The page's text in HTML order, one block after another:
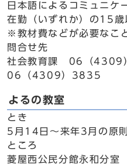
日本語によるコミュニケ
在勤（いずれか）の15歳
※教材費などが必要なこ
問合せ先
社会教育課 06（4309
06（4309）3835
よるの教室
とき
5月14日～来年3月の原
ところ
菱屋西公民分館永和分室